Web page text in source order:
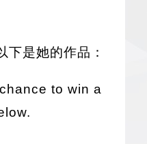
下是她的作品：
to win a